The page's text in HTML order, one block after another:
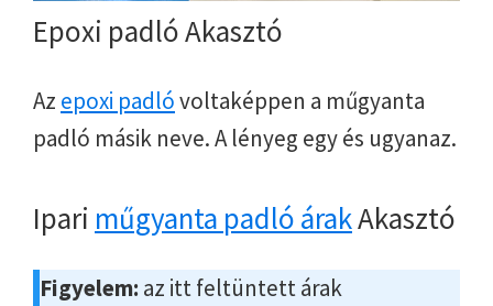
Epoxi padló Akasztó
Az epoxi padlóvoltaképpen a műgyanta
padló másik neve. A lényeg egy és ugyanaz.
Ipari műgyanta padló árakAkasztó
Figyelem: az itt feltüntett árak